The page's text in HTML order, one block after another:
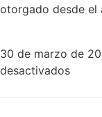
otorgado desde
30 de marzo de
desactivadosen